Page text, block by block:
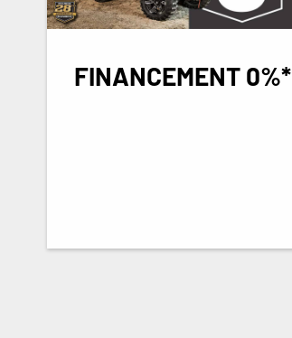
FINANCEMENT 0%*